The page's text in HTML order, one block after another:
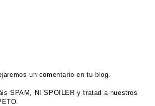
un comentario en tu blog.
SPAM, NI SPOILER y tratad a nuestros